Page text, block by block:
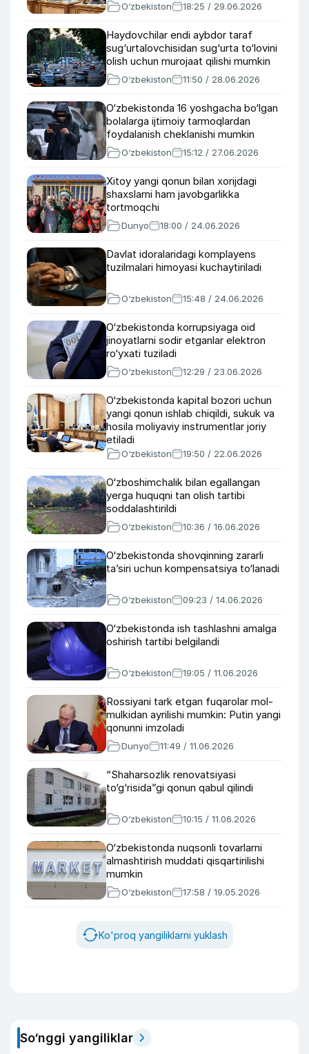
O‘zbekiston 18:25 / 29.06.2026
Haydovchilar endi aybdor taraf
sug‘urtalovchisidan sug‘urta to‘lovini
olish uchun murojaat qilishi mumkin
O‘zbekiston 11:50 / 28.06.2026
O‘zbekistonda 16 yoshgacha bo‘lgan
bolalarga ijtimoiy tarmoqlardan
foydalanish cheklanishi mumkin
O‘zbekiston 15:12 / 27.06.2026
Xitoy yangi qonun bilan xorijdagi
shaxslarni ham javobgarlikka
tortmoqchi
Dunyo 18:00 / 24.06.2026
Davlat idoralaridagi komplayens
tuzilmalari himoyasi kuchaytiriladi
O‘zbekiston 15:48 / 24.06.2026
O‘zbekistonda korrupsiyaga oid
jinoyatlarni sodir etganlar elektron
ro‘yxati tuziladi
O‘zbekiston 12:29 / 23.06.2026
O‘zbekistonda kapital bozori uchun
yangi qonun ishlab chiqildi, sukuk va
hosila moliyaviy instrumentlar joriy
etiladi
O‘zbekiston 19:50 / 22.06.2026
O‘zboshimchalik bilan egallangan
yerga huquqni tan olish tartibi
soddalashtirildi
O‘zbekiston 10:36 / 16.06.2026
O‘zbekistonda shovqinning zararli
taʼsiri uchun kompensatsiya to‘lanadi
O‘zbekiston 09:23 / 14.06.2026
O‘zbekistonda ish tashlashni amalga
oshirish tartibi belgilandi
O‘zbekiston 19:05 / 11.06.2026
Rossiyani tark etgan fuqarolar mol-
mulkidan ayrilishi mumkin: Putin yangi
qonunni imzoladi
Dunyo 11:49 / 11.06.2026
“Shaharsozlik renovatsiyasi
to‘g‘risida”gi qonun qabul qilindi
O‘zbekiston 10:15 / 11.06.2026
O‘zbekistonda nuqsonli tovarlarni
almashtirish muddati qisqartirilishi
mumkin
O‘zbekiston 17:58 / 19.05.2026
Ko'proq yangiliklarni yuklash
So‘nggi yangiliklar